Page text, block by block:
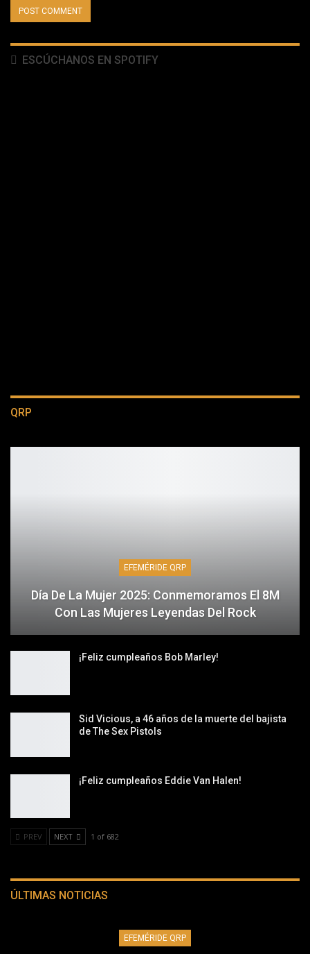
ESCÚCHANOS EN SPOTIFY
QRP
EFEMÉRIDE QRP
Día De La Mujer 2025: Conmemoramos El 8M
Con Las Mujeres Leyendas Del Rock
¡Feliz cumpleaños Bob Marley!
Sid Vicious, a 46 años de la muerte del bajista
de The Sex Pistols
¡Feliz cumpleaños Eddie Van Halen!
PREV NEXT 1 of 682
ÚLTIMAS NOTICIAS
EFEMÉRIDE QRP